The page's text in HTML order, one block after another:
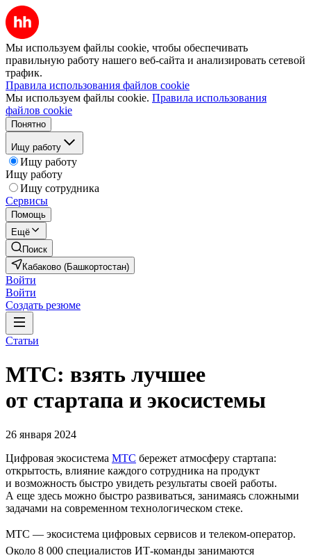
Мы используем файлы cookie, чтобы обеспечивать
правильную работу нашего веб-сайта и анализировать сетевой
трафик.
Правила использования файлов cookie
Мы используем файлы cookie. Правила использования
файлов cookie
Понятно
Ищу работу
Ищу работу
Ищу работу
Ищу сотрудника
Сервисы
Помощь
Ещё
Поиск
Кабаково (Башкортостан)
Войти
Войти
Создать резюме
Статьи
МТС: взять лучшее
от стартапа и экосистемы
26 января 2024
Цифровая экосистема МТС бережет атмосферу стартапа:
открытость, влияние каждого сотрудника на продукт
и возможность быстро увидеть результаты своей работы.
А еще здесь можно быстро развиваться, занимаясь сложными
задачами на современном технологическом стеке.
МТС — экосистема цифровых сервисов и телеком-оператор.
Около 8 000 специалистов ИТ-команды занимаются